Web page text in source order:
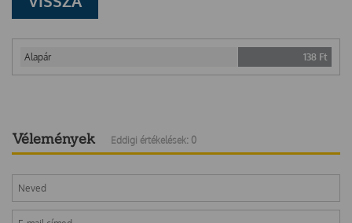
Alapár 138 Ft
Vélemények Eddigi értékelések: 0